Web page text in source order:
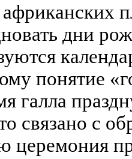
дни
понятие
галла
связано с
церемония